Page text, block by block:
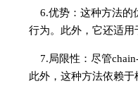
6.优势：这种方法的
行为。此外，它还适用
7.局限性：尽管
此外，这种方法依赖于